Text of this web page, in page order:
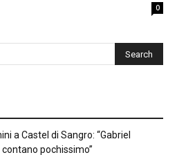
0
a Castel di Sangro: “Gabriel
pochissimo”